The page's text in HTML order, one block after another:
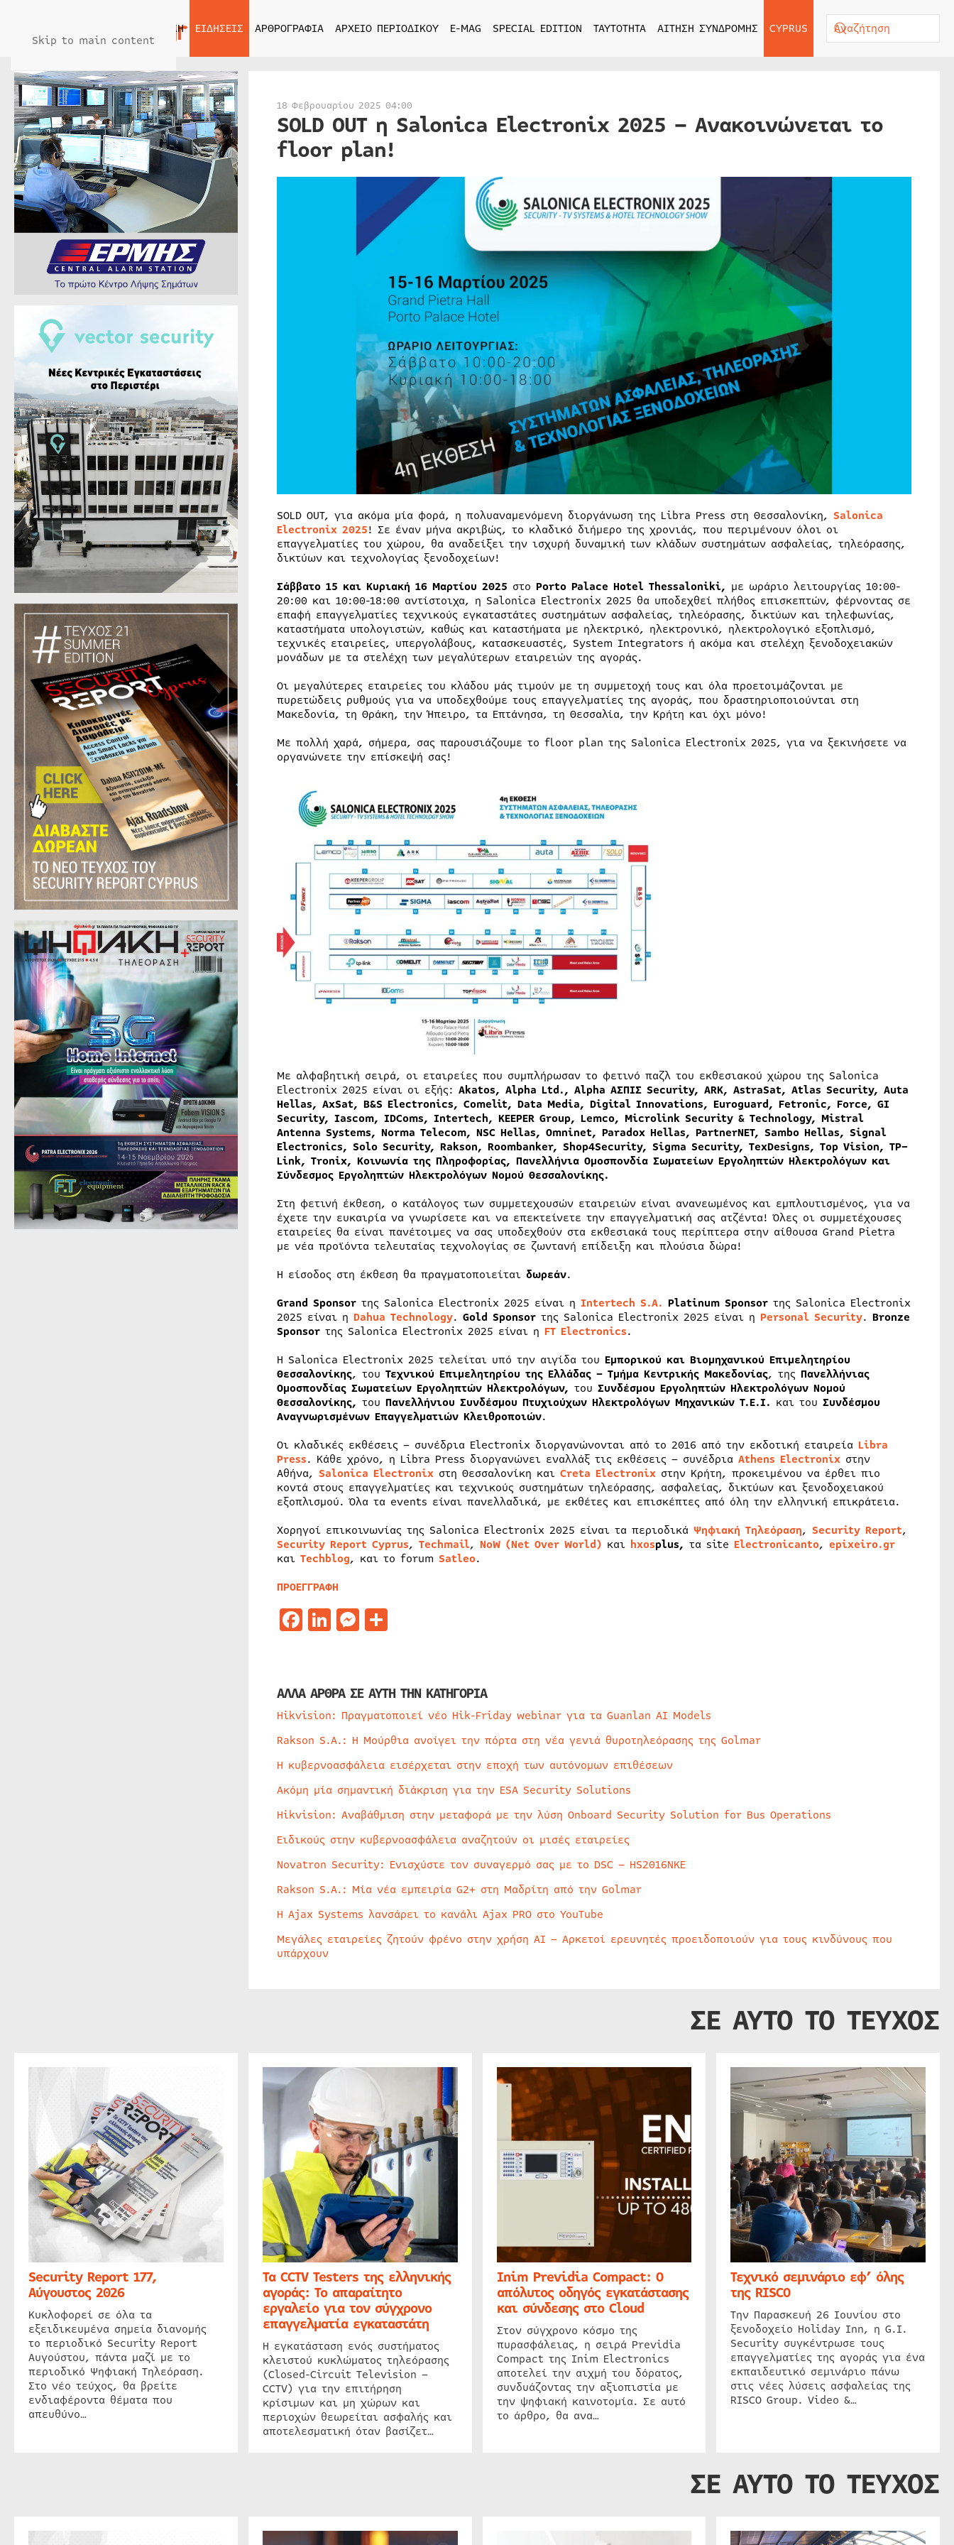
Skip to main content
ΑΡΧΙΚΗ ΕΙΔΗΣΕΙΣ ΑΡΘΡΟΓΡΑΦΙΑ ΑΡΧΕΙΟ ΠΕΡΙΟΔΙΚΟΥ E-MAG SPECIAL EDITION ΤΑΥΤΟΤΗΤΑ ΑΙΤΗΣΗ ΣΥΝΔΡΟΜΗΣ CYPRUS
18 Φεβρουαρίου 2025 04:00
SOLD OUT η Salonica Electronix 2025 – Ανακοινώνεται το
floor plan!
SOLD OUT, για ακόμα μία φορά, η πολυαναμενόμενη διοργάνωση της Libra Press στη Θεσσαλονίκη, Salonica
Electronix 2025! Σε έναν μήνα ακριβώς, το κλαδικό διήμερο της χρονιάς, που περιμένουν όλοι οι
επαγγελματίες του χώρου, θα αναδείξει την ισχυρή δυναμική των κλάδων συστημάτων ασφαλείας, τηλεόρασης,
δικτύων και τεχνολογίας ξενοδοχείων!
Σάββατο 15 και Κυριακή 16 Μαρτίου 2025 στο Porto Palace Hotel Thessaloniki, με ωράριο λειτουργίας 10:00-
20:00 και 10:00-18:00 αντίστοιχα, η Salonica Electronix 2025 θα υποδεχθεί πλήθος επισκεπτών, φέρνοντας σε
επαφή επαγγελματίες τεχνικούς εγκαταστάτες συστημάτων ασφαλείας, τηλεόρασης, δικτύων και τηλεφωνίας,
καταστήματα υπολογιστών, καθώς και καταστήματα με ηλεκτρικό, ηλεκτρονικό, ηλεκτρολογικό εξοπλισμό,
τεχνικές εταιρείες, υπεργολάβους, κατασκευαστές, System Integrators ή ακόμα και στελέχη ξενοδοχειακών
μονάδων με τα στελέχη των μεγαλύτερων εταιρειών της αγοράς.
Οι μεγαλύτερες εταιρείες του κλάδου μάς τιμούν με τη συμμετοχή τους και όλα προετοιμάζονται με
πυρετώδεις ρυθμούς για να υποδεχθούμε τους επαγγελματίες της αγοράς, που δραστηριοποιούνται στη
Μακεδονία, τη Θράκη, την Ήπειρο, τα Επτάνησα, τη Θεσσαλία, την Κρήτη και όχι μόνο!
Με πολλή χαρά, σήμερα, σας παρουσιάζουμε το floor plan της Salonica Electronix 2025, για να ξεκινήσετε να
οργανώνετε την επίσκεψή σας!
Με αλφαβητική σειρά, οι εταιρείες που συμπλήρωσαν το φετινό παζλ του εκθεσιακού χώρου της Salonica
Electronix 2025 είναι οι εξής: Akatos, Alpha Ltd., Alpha ΑΣΠΙΣ Security, ARK, AstraSat, Atlas Security, Auta
Hellas, AxSat, B&S Electronics, Comelit, Data Media, Digital Innovations, Euroguard, Fetronic, Force, GI
Security, Iascom, IDComs, Intertech, KEEPER Group, Lemco, Microlink Security& Technology, Mistral
Antenna Systems, Norma Telecom, NSC Hellas, Omninet, Paradox Hellas, PartnerNET, Sambo Hellas, Signal
Electronics, Solo Security, Rakson, Roombanker, Shop4Security, Sigma Security, TexDesigns, Top Vision, TP–
Link, Tronix, Κοινωνία της Πληροφορίας, Πανελλήνια Ομοσπονδία Σωματείων Εργοληπτών Ηλεκτρολόγων και
Σύνδεσμος Εργοληπτών Ηλεκτρολόγων Νομού Θεσσαλονίκης.
Στη φετινή έκθεση, ο κατάλογος των συμμετεχουσών εταιρειών είναι ανανεωμένος και εμπλουτισμένος, για να
έχετε την ευκαιρία να γνωρίσετε και να επεκτείνετε την επαγγελματική σας ατζέντα! Όλες οι συμμετέχουσες
εταιρείες θα είναι πανέτοιμες να σας υποδεχθούν στα εκθεσιακά τους περίπτερα στην αίθουσα Grand Pietra
με νέα προϊόντα τελευταίας τεχνολογίας σε ζωντανή επίδειξη και πλούσια δώρα!
Η είσοδος στη έκθεση θα πραγματοποιείται δωρεάν.
Grand Sponsor της Salonica Electronix 2025 είναι η Intertech S.A. Platinum Sponsorτης Salonica Electronix
2025 είναι η Dahua Technology. Gold Sponsorτης Salonica Electronix 2025 είναι η Personal Security. Bronze
Sponsorτης Salonica Electronix 2025 είναι η FT Electronics.
Η Salonica Electronix 2025 τελείται υπό την αιγίδα του Εμπορικού και Βιομηχανικού Επιμελητηρίου
Θεσσαλονίκης, του Τεχνικού Επιμελητηρίου της Ελλάδας – Τμήμα Κεντρικής Μακεδονίας, της Πανελλήνιας
Ομοσπονδίας Σωματείων Εργοληπτών Ηλεκτρολόγων, του Συνδέσμου Εργοληπτών Ηλεκτρολόγων Νομού
Θεσσαλονίκης, του Πανελλήνιου Συνδέσμου Πτυχιούχων Ηλεκτρολόγων Μηχανικών Τ.Ε.Ι. και του Συνδέσμου
Αναγνωρισμένων Επαγγελματιών Κλειθροποιών.
Οι κλαδικές εκθέσεις – συνέδρια Electronix διοργανώνονται από το 2016 από την εκδοτική εταιρεία Libra
Press. Κάθε χρόνο, η Libra Press διοργανώνει εναλλάξ τις εκθέσεις – συνέδρια Athens Electronixστην
Αθήνα, Salonica Electronixστη Θεσσαλονίκη και Creta Electronixστην Κρήτη, προκειμένου να έρθει πιο
κοντά στους επαγγελματίες και τεχνικούς συστημάτων τηλεόρασης, ασφαλείας, δικτύων και ξενοδοχειακού
εξοπλισμού. Όλα τα events είναι πανελλαδικά, με εκθέτες και επισκέπτες από όλη την ελληνική επικράτεια.
Χορηγοί επικοινωνίας της Salonica Electronix 2025 είναι τα περιοδικά Ψηφιακή Τηλεόραση, Security Report,
Security Report Cyprus, Techmail, NoW (Net Over World) και hxosplus, τα site Electronicanto, epixeiro.gr
και Techblog, και το forum Satleo.
ΠΡΟΕΓΓΡΑΦΗ
Facebook
LinkedIn
Messenger
Μοιραστείτε
ΑΛΛΑ ΑΡΘΡΑ ΣΕ ΑΥΤΗ ΤΗΝ ΚΑΤΗΓΟΡΙΑ
Hikvision: Πραγματοποιεί νέο Hik-Friday webinar για τα Guanlan AI Models
Rakson S.A.: Η Μούρθια ανοίγει την πόρτα στη νέα γενιά θυροτηλεόρασης της Golmar
Η κυβερνοασφάλεια εισέρχεται στην εποχή των αυτόνομων επιθέσεων
Ακόμη μία σημαντική διάκριση για την ESA Security Solutions
Hikvision: Αναβάθμιση στην μεταφορά με την λύση Onboard Security Solution for Bus Operations
Ειδικούς στην κυβερνοασφάλεια αναζητούν οι μισές εταιρείες
Novatron Security: Ενισχύστε τον συναγερμό σας με το DSC – HS2016NKE
Rakson S.A.: Μία νέα εμπειρία G2+ στη Μαδρίτη από την Golmar
Η Ajax Systems λανσάρει το κανάλι Ajax PRO στο YouTube
Μεγάλες εταιρείες ζητούν φρένο στην χρήση AI – Αρκετοί ερευνητές προειδοποιούν για τους κινδύνους που
υπάρχουν
ΣΕ ΑΥΤΟ ΤΟ ΤΕΥΧΟΣ
Security Report 177,
Αύγουστος 2026
Κυκλοφορεί σε όλα τα
εξειδικευμένα σημεία διανομής
το περιοδικό Security Report
Αυγούστου, πάντα μαζί με το
περιοδικό Ψηφιακή Τηλεόραση.
Στο νέο τεύχος, θα βρείτε
ενδιαφέροντα θέματα που
απευθύνο…
Τα CCTV Testers της ελληνικής
αγοράς: Το απαραίτητο
εργαλείο για τον σύγχρονο
επαγγελματία εγκαταστάτη
Η εγκατάσταση ενός συστήματος
κλειστού κυκλώματος τηλεόρασης
(Closed-Circuit Television –
CCTV) για την επιτήρηση
κρίσιμων και μη χώρων και
περιοχών θεωρείται ασφαλής και
αποτελεσματική όταν βασίζετ…
Inim Previdia Compact: Ο
απόλυτος οδηγός εγκατάστασης
και σύνδεσης στο Cloud
Στον σύγχρονο κόσμο της
πυρασφάλειας, η σειρά Previdia
Compact της Inim Electronics
αποτελεί την αιχμή του δόρατος,
συνδυάζοντας την αξιοπιστία με
την ψηφιακή καινοτομία. Σε αυτό
το άρθρο, θα ανα…
Τεχνικό σεμινάριο εφ’ όλης
της RISCO
Την Παρασκευή 26 Ιουνίου στο
ξενοδοχείο Holiday Inn, η G.I.
Security συγκέντρωσε τους
επαγγελματίες της αγοράς για ένα
εκπαιδευτικό σεμινάριο πάνω
στις νέες λύσεις ασφαλείας της
RISCO Group. Video &…
ΣΕ ΑΥΤΟ ΤΟ ΤΕΥΧΟΣ